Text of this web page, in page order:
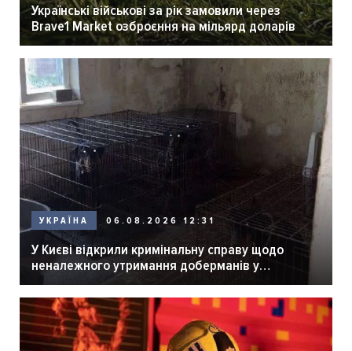
Українські військові за рік замовили через
Brave1 Market озброєння на мільярд доларів
УКРАЇНА 06.08.2026 12:31
У Києві відкрили кримінальну справу щодо
неналежного утримання доберманів у
розпліднику